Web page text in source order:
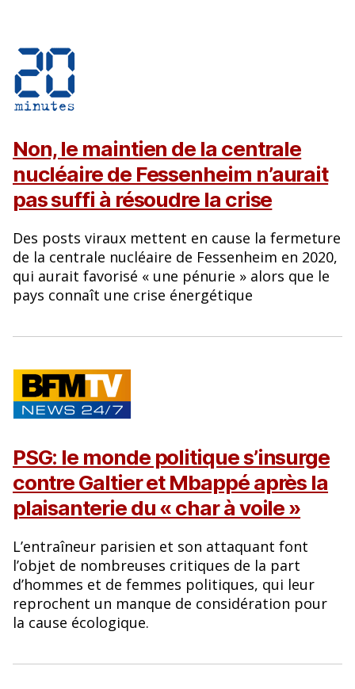
Non, le maintien de la centrale
nucléaire de Fessenheim n’aurait
pas suffi à résoudre la crise
Des posts viraux mettent en cause la fermeture
de la centrale nucléaire de Fessenheim en 2020,
qui aurait favorisé « une pénurie » alors que le
pays connaît une crise énergétique
PSG: le monde politique s’insurge
contre Galtier et Mbappé après la
plaisanterie du « char à voile »
L’entraîneur parisien et son attaquant font
l’objet de nombreuses critiques de la part
d’hommes et de femmes politiques, qui leur
reprochent un manque de considération pour
la cause écologique.